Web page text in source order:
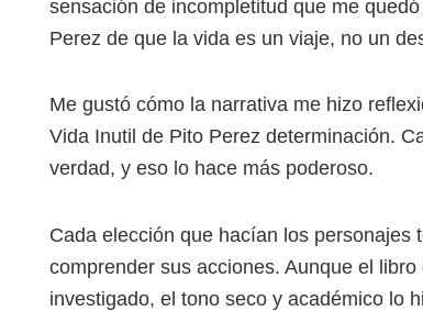
sensación de incompletitud que me
Perez de que la vida es un viaje, no un
Me gustó cómo la narrativa me hizo
Vida Inutil de Pito Perez determinación.
verdad, y eso lo hace más poderoso.
Cada elección que hacían los
comprender sus acciones. Aunque el
investigado, el tono seco y académico lo